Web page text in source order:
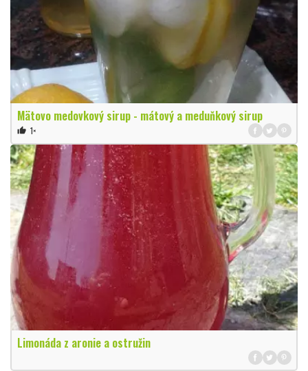
Mätovo medovkový sirup - mátový a meduňkový sirup
thumb_up 1×
Limonáda z aronie a ostružin